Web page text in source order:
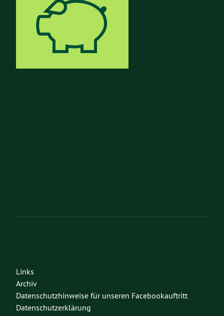
Links
Archiv
Datenschutzhinweise für unseren Facebookauftritt
Datenschutzerklärung